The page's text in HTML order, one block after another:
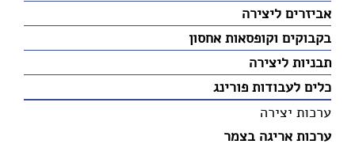
אביזרים ליצירה
בקבוקים וקופסאות אחסון
תבניות ליצירה
כלים לעבודות פורינג
ערכות יצירה
ערכות אריגה בצמר